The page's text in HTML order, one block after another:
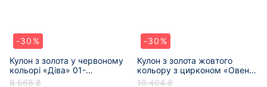
-30%
Кулон з золота у червоному
кольорі «Діва» 01-
200305216
8 568 ₴
-30%
Кулон з золота жовтого
кольору з цирконом «Овен»
01-200358914
19 404 ₴